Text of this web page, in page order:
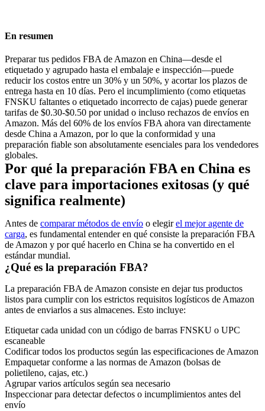
En resumen
Preparar tus pedidos FBA de Amazon en China—desde el
etiquetado y agrupado hasta el embalaje e inspección—puede
reducir los costos entre un 30% y un 50%, y acortar los plazos de
entrega hasta en 10 días. Pero el incumplimiento (como etiquetas
FNSKU faltantes o etiquetado incorrecto de cajas) puede generar
tarifas de $0.30-$0.50 por unidad o incluso rechazos de envíos en
Amazon. Más del 60% de los envíos FBA ahora van directamente
desde China a Amazon, por lo que la conformidad y una
preparación fiable son absolutamente esenciales para los vendedores
globales.
Por qué la preparación FBA en China es
clave para importaciones exitosas (y qué
significa realmente)
Antes de comparar métodos de envío o elegirel mejor agente de
carga, es fundamental entender en qué consiste la preparación FBA
de Amazon y por qué hacerlo en China se ha convertido en el
estándar mundial.
¿Qué es la preparación FBA?
La preparación FBA de Amazon consiste en dejar tus productos
listos para cumplir con los estrictos requisitos logísticos de Amazon
antes de enviarlos a sus almacenes. Esto incluye:
Etiquetarcada unidad con un código de barras FNSKU o UPC
escaneable
Codificartodos los productos según las especificaciones de Amazon
Empaquetarconforme a las normas de Amazon (bolsas de
polietileno, cajas, etc.)
Agruparvarios artículos según sea necesario
Inspeccionarpara detectar defectos o incumplimientos antes del
envío